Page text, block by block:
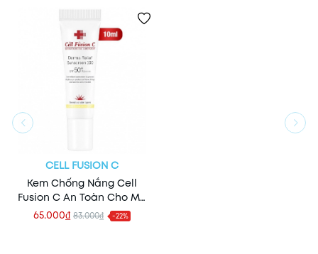
CELL FUSION C
Kem Chống Nắng Cell
Fusion C An Toàn Cho Mẹ
Bầu & Em Bé Derma Relief
Suncreen 100 SPF50
65.000₫ 83.000₫ -22%